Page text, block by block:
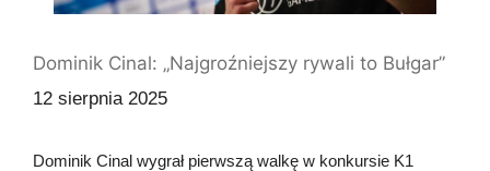
Dominik Cinal: „Najgroźniejszy rywali to Bułgar”
12 sierpnia 2025
Dominik Cinal wygrał pierwszą walkę w konkursie K1